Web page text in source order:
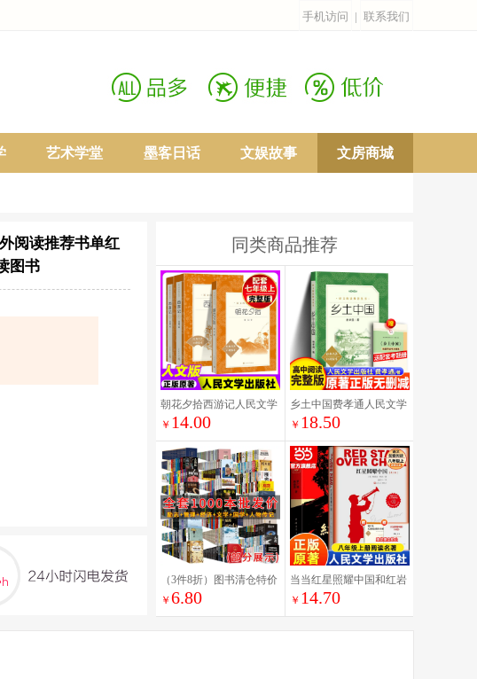
手机访问 | 联系我们
艺术学堂 墨客日话 文娱故事 文房商城
阅读推荐书单红
图书
同类商品推荐
朝花夕拾西游记人民文学
出版社正版原著七年级上
册鲁迅名著阅读同步初一
语文阅读课外书籍初中生
全套骆驼祥子海底两万里
招花夕拾
￥ 14.00
乡土中国费孝通人民文学
出版社正版原著无删减高
一年级上册课外书阅读书
籍中国乡土社会传统文化
必乡土中国高中新华书店
正版读
￥ 18.50
（3件8折）图书清仓特价
批发正版实体书飞鸟集红
星照耀中国西游记捡漏便
￥ 6.80
当当红星照耀中国和红岩
正版原著人民文学出版社
青少版八年级上册课外书
￥ 14.70